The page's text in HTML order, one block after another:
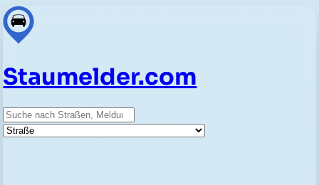
Staumelder.com
Suche
Straße